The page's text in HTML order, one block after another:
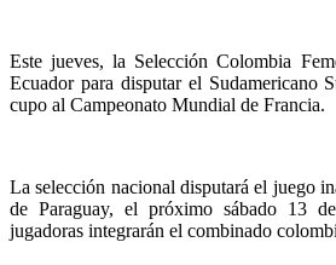
Este jueves, la Selección Colombia
Ecuador para disputar el Sudamericano
cupo al Campeonato Mundial de Francia.
La selección nacional disputará el juego
de Paraguay, el próximo sábado 13
jugadoras integrarán el combinado